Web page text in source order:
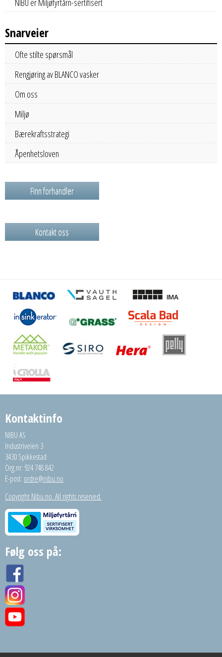
NIBU er Miljøfyrtårn-sertifisert
Snarveier
Ofte stilte spørsmål
Rengjøring av BLANCO vasker
Om oss
Miljø
Bærekraftsstrategi
Åpenhetsloven
Finn forhandler
Kontakt oss
Kontaktinfo
NIBU AS
Industriveien 3
3430 Spikkestad
Org.nr: 924 748 842
E-post: ordre@nibu.no
Copyright Nibu.no. All rights reserved.
Følg oss på: